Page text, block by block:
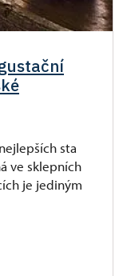
sta
ve sklepních
je jediným